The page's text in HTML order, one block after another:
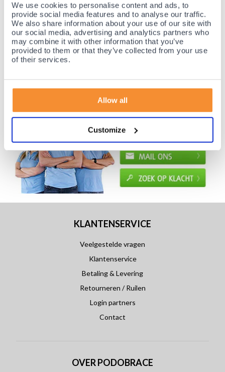
We use cookies to personalise content and ads, to
provide social media features and to analyse our traffic.
We also share information about your use of our site with
our social media, advertising and analytics partners who
may combine it with other information that you’ve
provided to them or that they’ve collected from your use
of their services.
Allow all
Customize
Gratis verzending vanaf €50,-
Voor 21:30 besteld, morgen thuis!
Gratis retourneren en 14 dagen uitproberen!
Achteraf betalen mogelijk! Nergens goedkoper!
KLANTENSERVICE
Veelgestelde vragen
Klantenservice
Betaling & Levering
Retourneren / Ruilen
Login partners
Contact
OVER PODOBRACE